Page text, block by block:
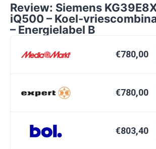
Review: Siemens
iQ500 – Koel-
– Energielabel B
€780,00
€780,00
€803,40